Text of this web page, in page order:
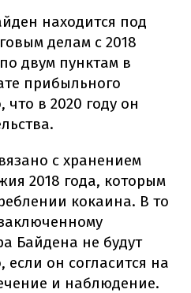
находится под
делам с 2018
двум пунктам в
прибыльного
что в 2020 году он
с хранением
2018 года, которым
кокаина. В то
Байдена не будут
если он согласится на
и наблюдение.